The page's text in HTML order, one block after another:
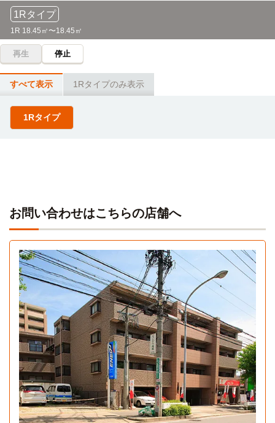
1Rタイプ
1R 18.45㎡〜18.45㎡
1Rタイプ
1R 18.45㎡〜18.45㎡
再生 停止
すべて表示 1Rタイプのみ表示
1Rタイプ
お問い合わせはこちらの店舗へ